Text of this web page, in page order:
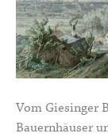
Vom Giesinger
Bauernhäuser